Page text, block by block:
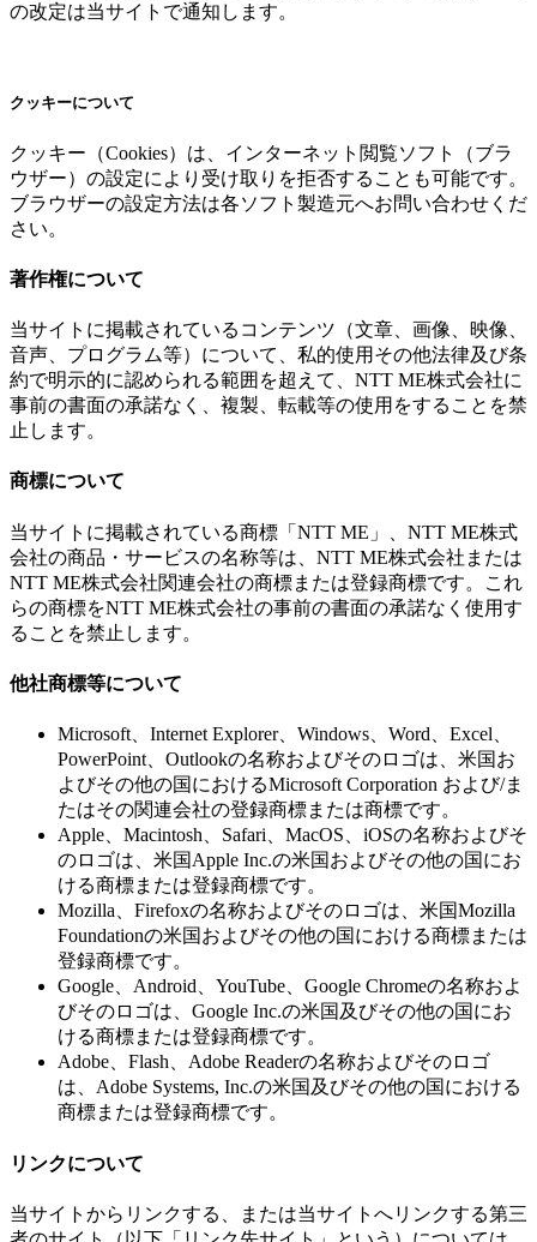
の改定は当サイトで通知します。
クッキーについて
クッキー（Cookies）は、インターネット閲覧ソフト（ブラ
ウザー）の設定により受け取りを拒否することも可能です。
ブラウザーの設定方法は各ソフト製造元へお問い合わせくだ
さい。
著作権について
当サイトに掲載されているコンテンツ（文章、画像、映像、
音声、プログラム等）について、私的使用その他法律及び条
約で明示的に認められる範囲を超えて、NTT ME株式会社に
事前の書面の承諾なく、複製、転載等の使用をすることを禁
止します。
商標について
当サイトに掲載されている商標「NTT ME」、NTT ME株式
会社の商品・サービスの名称等は、NTT ME株式会社または
NTT ME株式会社関連会社の商標または登録商標です。これ
らの商標をNTT ME株式会社の事前の書面の承諾なく使用す
ることを禁止します。
他社商標等について
Microsoft、Internet Explorer、Windows、Word、Excel、
PowerPoint、Outlookの名称およびそのロゴは、米国お
よびその他の国におけるMicrosoft Corporation および/ま
たはその関連会社の登録商標または商標です。
Apple、Macintosh、Safari、MacOS、iOSの名称およびそ
のロゴは、米国Apple Inc.の米国およびその他の国にお
ける商標または登録商標です。
Mozilla、Firefoxの名称およびそのロゴは、米国Mozilla
Foundationの米国およびその他の国における商標または
登録商標です。
Google、Android、YouTube、Google Chromeの名称およ
びそのロゴは、Google Inc.の米国及びその他の国にお
ける商標または登録商標です。
Adobe、Flash、Adobe Readerの名称およびそのロゴ
は、Adobe Systems, Inc.の米国及びその他の国における
商標または登録商標です。
リンクについて
当サイトからリンクする、または当サイトへリンクする第三